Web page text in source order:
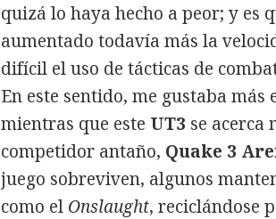
quizá lo haya hecho a peor; y es
aumentado todavía más la
difícil el uso de tácticas de
En este sentido, me gustaba
mientras que este UT3 se acerca
competidor antaño, Quake 3
juego sobreviven, algunos
como el Onslaught, reciclándose